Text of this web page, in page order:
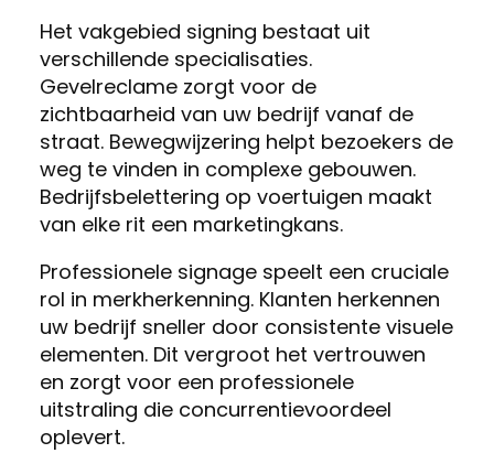
Het vakgebied signing bestaat uit
verschillende specialisaties.
Gevelreclame zorgt voor de
zichtbaarheid van uw bedrijf vanaf de
straat. Bewegwijzering helpt bezoekers de
weg te vinden in complexe gebouwen.
Bedrijfsbelettering op voertuigen maakt
van elke rit een marketingkans.
Professionele signage speelt een cruciale
rol in merkherkenning. Klanten herkennen
uw bedrijf sneller door consistente visuele
elementen. Dit vergroot het vertrouwen
en zorgt voor een professionele
uitstraling die concurrentievoordeel
oplevert.